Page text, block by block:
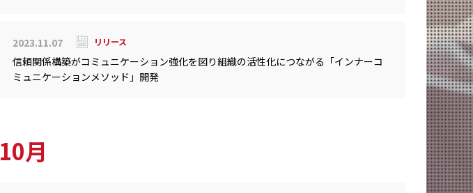
2023.11.07 リリース
信頼関係構築がコミュニケーション強化を図り組織の活性化につながる「インナーコ
ミュニケーションメソッド」開発
10月